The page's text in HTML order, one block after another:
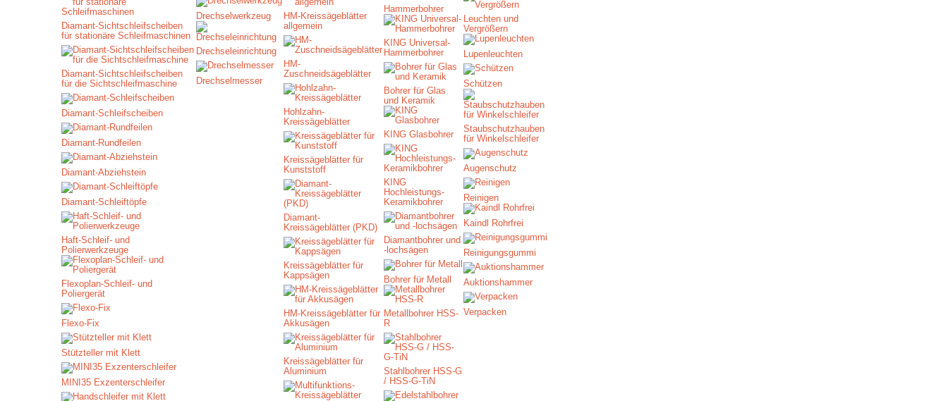
Diamant-Sichtschleifscheiben
für stationäre Schleifmaschinen
Diamant-Sichtschleifscheiben
für die Sichtschleifmaschine
Diamant-Schleifscheiben
Diamant-Rundfeilen
Diamant-Abziehstein
Diamant-Schleiftöpfe
Haft-Schleif- und
Polierwerkzeuge
Flexoplan-Schleif- und
Poliergerät
Flexo-Fix
Stützteller mit Klett
MINI35 Exzenterschleifer
Drechselwerkzeug
Drechseleinrichtung
Drechselmesser
HM-Kreissägeblätter
allgemein
HM-
Zuschneidsägeblätter
Hohlzahn-
Kreissägeblätter
Kreissägeblätter für
Kunststoff
Diamant-
Kreissägeblätter (PKD)
Kreissägeblätter für
Kappsägen
HM-Kreissägeblätter für
Akkusägen
Kreissägeblätter für
Aluminium
Hammerbohrer
KING Universal-
Hammerbohrer
Bohrer für Glas
und Keramik
KING Glasbohrer
KING
Hochleistungs-
Keramikbohrer
Diamantbohrer und
-lochsägen
Bohrer für Metall
Metallbohrer HSS-
R
Stahlbohrer HSS-G
/ HSS-G-TiN
Leuchten und
Vergrößern
Lupenleuchten
Schützen
Staubschutzhauben
für Winkelschleifer
Augenschutz
Reinigen
Kaindl Rohrfrei
Reinigungsgummi
Auktionshammer
Verpacken